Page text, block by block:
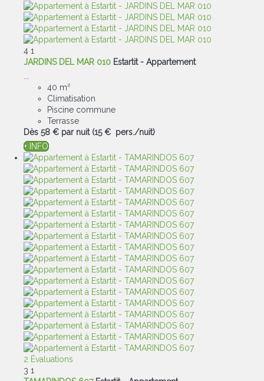
4 1
JARDINS DEL MAR 010 Estartit - Appartement
40 m²
Climatisation
Piscine commune
Terrasse
Dès 58 € par nuit (15 € pers./nuit)
+ INFO
2 Évaluations
3 1